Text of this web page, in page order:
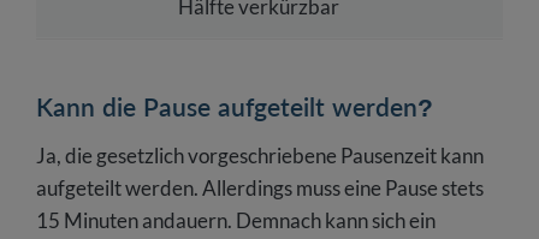
Hälfte verkürzbar
Kann die Pause aufgeteilt werden?
Ja, die gesetzlich vorgeschriebene Pausenzeit kann
aufgeteilt werden. Allerdings muss eine Pause stets
15 Minuten andauern. Demnach kann sich ein